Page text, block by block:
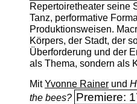
Repertoiretheater seine
Tanz, performative
Produktionsweisen.
Körpers, der Stadt, der
Überforderung und der
als Thema, sondern als
MitYvonne Rainerund
the bees? Premiere: